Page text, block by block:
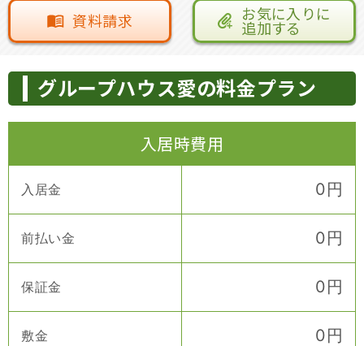
資料請求 お気に入りに
追加する
グループハウス愛の料金プラン
入居時費用
入居金 0円
前払い金 0円
保証金 0円
敷金 0円